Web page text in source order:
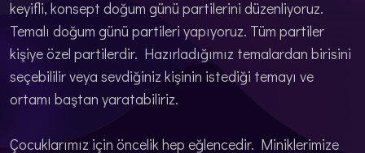
keyifli, konsept doğum günü partilerini düzenliyoruz.
Temalı doğum günü partileri yapıyoruz. Tüm partiler
kişiye özel partilerdir. Hazırladığımız temalardan birisini
seçebililir veya sevdiğiniz kişinin istediği temayı ve
ortamı baştan yaratabiliriz.
Çocuklarımız için öncelik hep eğlencedir. Miniklerimize